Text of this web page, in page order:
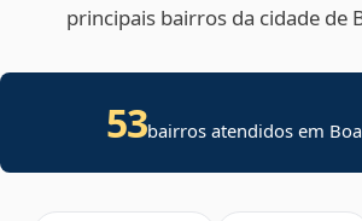
principais bairros da cidade de
53bairros atendidos em Boa